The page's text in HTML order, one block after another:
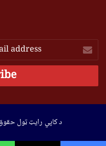
Enter
your
Email
د کاپي رایټ ټول